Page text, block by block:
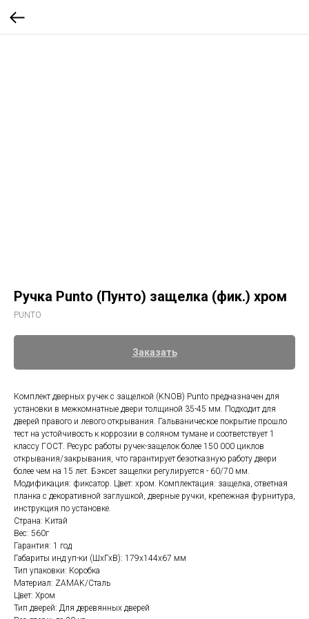
Ручка Punto (Пунто) защелка (фик.) хром
PUNTO
Заказать
Комплект дверных ручек с защелкой (KNOB) Punto предназначен для
установки в межкомнатные двери толщиной 35-45 мм. Подходит для
дверей правого и левого открывания. Гальваническое покрытие прошло
тест на устойчивость к коррозии в соляном тумане и соответствует 1
классу ГОСТ. Ресурс работы ручек-защелок более 150 000 циклов
открывания/закрывания, что гарантирует безотказную работу двери
более чем на 15 лет. Бэксет защелки регулируется - 60/70 мм.
Модификация: фиксатор. Цвет: хром. Комплектация: защелка, ответная
планка с декоративной заглушкой, дверные ручки, крепежная фурнитура,
инструкция по установке.
Страна: Китай
Вес: 560г
Гарантия: 1 год
Габариты инд уп-ки (ШхГхВ): 179x144x67 мм
Тип упаковки: Коробка
Материал: ZAMAK/Сталь
Цвет: Хром
Тип дверей: Для деревянных дверей